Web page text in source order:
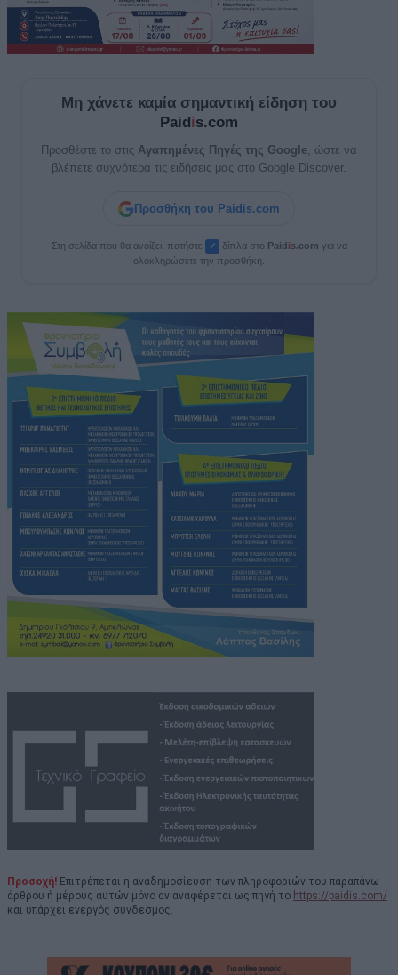
Μη χάνετε καμία σημαντική είδηση του
Paidis.com
Προσθέστε το στις Αγαπημένες Πηγές της Google, ώστε να
βλέπετε συχνότερα τις ειδήσεις μας στο Google Discover.
Προσθήκη του Paidis.com
Στη σελίδα που θα ανοίξει, πατήστε ✓ δίπλα στο Paidis.com για να
ολοκληρώσετε την προσθήκη.
Προσοχή! Επιτρέπεται η αναδημοσίευση των πληροφοριών του παραπάνω
άρθρου ή μέρους αυτών μόνο αν αναφέρεται ως πηγή το https://paidis.com/
και υπάρχει ενεργός σύνδεσμος.